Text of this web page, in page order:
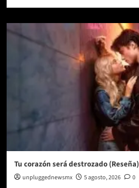
Tu corazón será destrozado (Reseña)
unpluggednewsmx 5 agosto, 2026 0